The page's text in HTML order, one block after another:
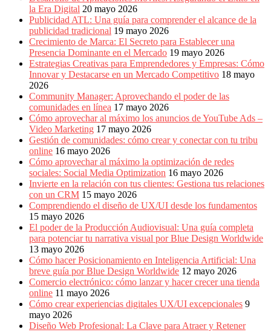
la Era Digital 20 mayo 2026
Publicidad ATL: Una guía para comprender el alcance de la
publicidad tradicional 19 mayo 2026
Crecimiento de Marca: El Secreto para Establecer una
Presencia Dominante en el Mercado 19 mayo 2026
Estrategias Creativas para Emprendedores y Empresas: Cómo
Innovar y Destacarse en un Mercado Competitivo 18 mayo
2026
Community Manager: Aprovechando el poder de las
comunidades en línea 17 mayo 2026
Cómo aprovechar al máximo los anuncios de YouTube Ads –
Video Marketing 17 mayo 2026
Gestión de comunidades: cómo crear y conectar con tu tribu
online 16 mayo 2026
Cómo aprovechar al máximo la optimización de redes
sociales: Social Media Optimization 16 mayo 2026
Invierte en la relación con tus clientes: Gestiona tus relaciones
con un CRM 15 mayo 2026
Comprendiendo el diseño de UX/UI desde los fundamentos
15 mayo 2026
El poder de la Producción Audiovisual: Una guía completa
para potenciar tu narrativa visual por Blue Design Worldwide
13 mayo 2026
Cómo hacer Posicionamiento en Inteligencia Artificial: Una
breve guía por Blue Design Worldwide 12 mayo 2026
Comercio electrónico: cómo lanzar y hacer crecer una tienda
online 11 mayo 2026
Cómo crear experiencias digitales UX/UI excepcionales 9
mayo 2026
Diseño Web Profesional: La Clave para Atraer y Retener